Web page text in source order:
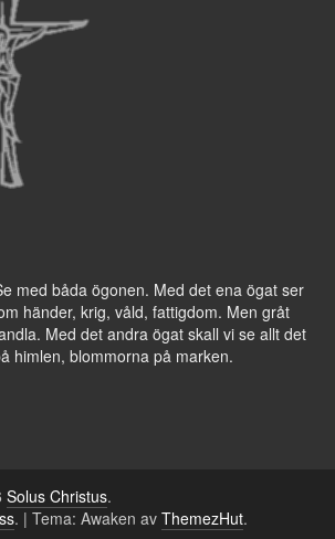
med båda ögonen. Med det ena ögat ser
händer, krig, våld, fattigdom. Men gråt
Med det andra ögat skall vi se allt det
himlen, blommorna på marken.
Solus Christus.
. | Tema: Awaken av ThemezHut.